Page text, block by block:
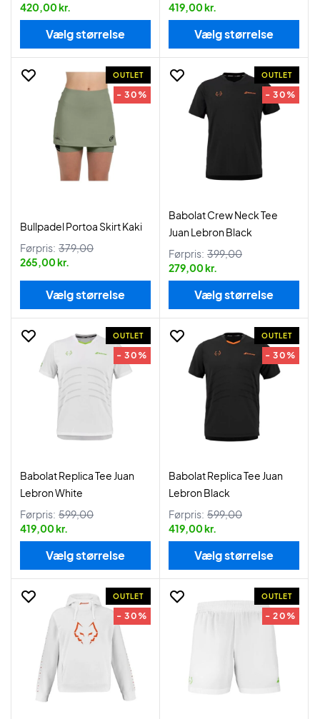
420,00 kr.
Vælg størrelse
419,00 kr.
Vælg størrelse
OUTLET
- 30%
Bullpadel Portoa Skirt Kaki
Førpris: 379,00
265,00 kr.
Vælg størrelse
OUTLET
- 30%
Babolat Crew Neck Tee
Juan Lebron Black
Førpris: 399,00
279,00 kr.
Vælg størrelse
OUTLET
- 30%
Babolat Replica Tee Juan
Lebron White
Førpris: 599,00
419,00 kr.
Vælg størrelse
OUTLET
- 30%
Babolat Replica Tee Juan
Lebron Black
Førpris: 599,00
419,00 kr.
Vælg størrelse
OUTLET
- 30%
OUTLET
- 20%